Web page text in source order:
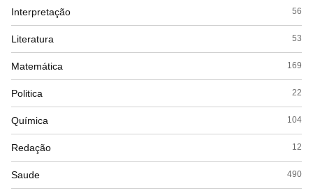
Interpretação 56
Literatura 53
Matemática 169
Politica 22
Química 104
Redação 12
Saude 490